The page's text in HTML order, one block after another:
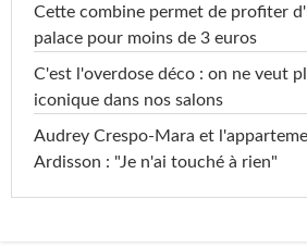
Cette combine permet de profiter
palace pour moins de 3 euros
C'est l'overdose déco : on ne veut
iconique dans nos salons
Audrey Crespo-Mara et
Ardisson : "Je n'ai touché à rien"